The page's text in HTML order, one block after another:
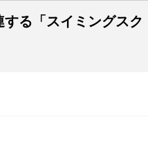
する「スイミングスク